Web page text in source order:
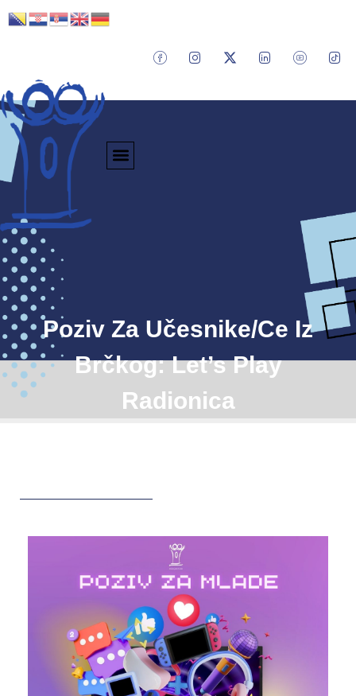
Poziv Za Učesnike/ce Iz
Brčkog: Let’s Play
Radionica